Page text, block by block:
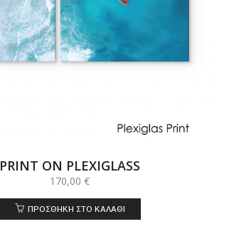
PRINT ON PLEXIGLASS
170,00€
ΠΡΟΣΘΉΚΗ ΣΤΟ ΚΑΛΆΘΙ